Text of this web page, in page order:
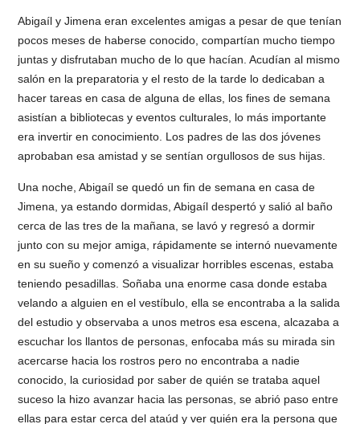
Abigaíl y Jimena eran excelentes amigas a pesar de que tenían
pocos meses de haberse conocido, compartían mucho tiempo
juntas y disfrutaban mucho de lo que hacían. Acudían al mismo
salón en la preparatoria y el resto de la tarde lo dedicaban a
hacer tareas en casa de alguna de ellas, los fines de semana
asistían a bibliotecas y eventos culturales, lo más importante
era invertir en conocimiento. Los padres de las dos jóvenes
aprobaban esa amistad y se sentían orgullosos de sus hijas.
Una noche, Abigaíl se quedó un fin de semana en casa de
Jimena, ya estando dormidas, Abigaíl despertó y salió al baño
cerca de las tres de la mañana, se lavó y regresó a dormir
junto con su mejor amiga, rápidamente se internó nuevamente
en su sueño y comenzó a visualizar horribles escenas, estaba
teniendo pesadillas. Soñaba una enorme casa donde estaba
velando a alguien en el vestíbulo, ella se encontraba a la salida
del estudio y observaba a unos metros esa escena, alcazaba a
escuchar los llantos de personas, enfocaba más su mirada sin
acercarse hacia los rostros pero no encontraba a nadie
conocido, la curiosidad por saber de quién se trataba aquel
suceso la hizo avanzar hacia las personas, se abrió paso entre
ellas para estar cerca del ataúd y ver quién era la persona que